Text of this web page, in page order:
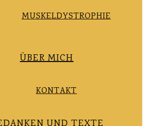
MUSKELDYSTROPHIE
ÜBER MICH
KONTAKT